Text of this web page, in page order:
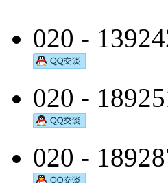
020 -
020 -
020 -